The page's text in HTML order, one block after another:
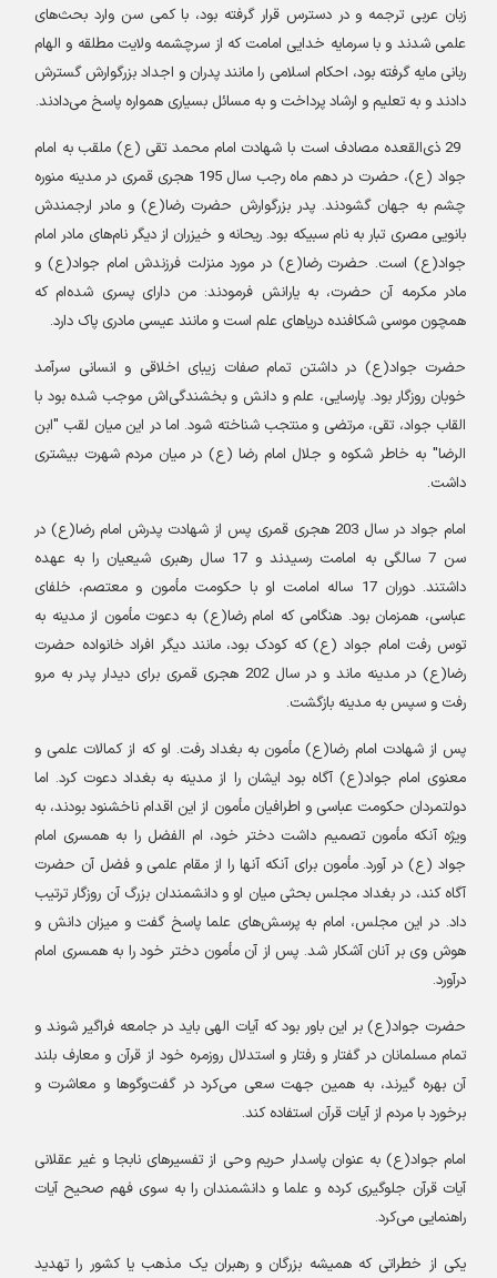
زبان عربی ترجمه و در دسترس قرار گرفته بود، با کمی سن وارد بحث‌های
علمی شدند و با سرمایه خدایی امامت که از سرچشمه ولایت مطلقه و الهام
ربانی مایه گرفته بود، احکام اسلامی را مانند پدران و اجداد بزرگوارش گسترش
دادند و به تعلیم و ارشاد پرداخت و به مسائل بسیاری همواره پاسخ می‌دادند.
29 ذی‌القعده مصادف است با شهادت امام محمد تقی (ع) ملقب به امام
جواد (ع)
، حضرت در دهم ماه رجب سال 195 هجری قمری در مدینه منوره
چشم به جهان گشودند.پدر بزرگوارش حضرت رضا(ع) و مادر ارجمندش
بانویی مصری تبار به نام سبیکه بود. ریحانه و خیزران از دیگر نام‌های مادر امام
جواد(ع) است. حضرت رضا(ع)در مورد منزلت فرزندش امام جواد(ع) و
مادر مکرمه آن حضرت، به یارانش فرمودند: من دارای پسری شده‏‌ام که
همچون موسی شکافنده دریاهای علم است و مانند عیسی مادری پاک دارد.
حضرت جواد(ع) در داشتن تمام صفات زیبای اخلاقی و انسانی سرآمد
خوبان روزگار بود. پارسایی، علم و دانش و بخشندگی‏‌اش موجب شده بود با
القاب جواد، تقی، مرتضی و منتجب شناخته شود. اما در این میان لقب "ابن
الرضا" به خاطر شکوه و جلال امام رضا (ع) در میان مردم شهرت بیشتری
داشت.
امام جواد در سال 203 هجری قمری پس از شهادت پدرش امام رضا(ع) در
سن 7 سالگی به امامت رسیدند و 17 سال رهبری شیعیان را به عهده
داشتند. دوران 17 ساله امامت او با حکومت مأمون و معتصم، خلفای
عباسی، همزمان بود. هنگامی که امام رضا(ع) به دعوت مأمون از مدینه به
توس رفت امام جواد (ع) که کودک بود، مانند دیگر افراد خانواده حضرت
رضا(ع) در مدینه ماند و در سال 202 هجری قمری برای دیدار پدر به مرو
رفت و سپس به مدینه بازگشت.
پس از شهادت امام رضا(ع) مأمون به بغداد رفت. او که از کمالات علمی و
معنوی امام جواد(ع) آگاه بود ایشان را از مدینه به بغداد دعوت کرد. اما
دولتمردان حکومت عباسی و اطرافیان مأمون از این اقدام ناخشنود بودند، به
ویژه آنکه مأمون تصمیم داشت دختر خود، ام الفضل را به همسری امام
جواد (ع)در آورد. مأمون برای آنکه آنها را از مقام علمی و فضل آن حضرت
آگاه کند، در بغداد مجلس بحثی میان او و دانشمندان بزرگ آن روزگار ترتیب
داد. در این مجلس، امام به پرسش‌های علما پاسخ گفت و میزان دانش و
هوش وی بر آنان آشکار شد. پس از آن مأمون دختر خود را به همسری امام
درآورد.
حضرت جواد(ع) بر این باور بود که آیات الهی باید در جامعه فراگیر شوند و
تمام مسلمانان در گفتار و رفتار و استدلال‌ روزمره خود از قرآن و معارف بلند
آن بهره گیرند، به همین جهت‏ سعی می‌کرد در گفت‌وگوها و معاشرت و
برخورد با مردم از آیات قرآن استفاده کند.
امام جواد(ع) به عنوان پاسدار حریم وحی از تفسیرهای نابجا و غیر عقلانی
آیات قرآن جلوگیری کرده و علما و دانشمندان را به سوی فهم صحیح آیات
راهنمایی می‏‌کرد.
یکی از خطراتی که همیشه بزرگان و رهبران یک مذهب یا کشور را تهدید